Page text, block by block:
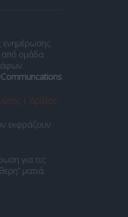
ενημέρωσης
από ομάδα
.
Ι. Δρίβας.
εκφράζουν
για τις
ματιά.